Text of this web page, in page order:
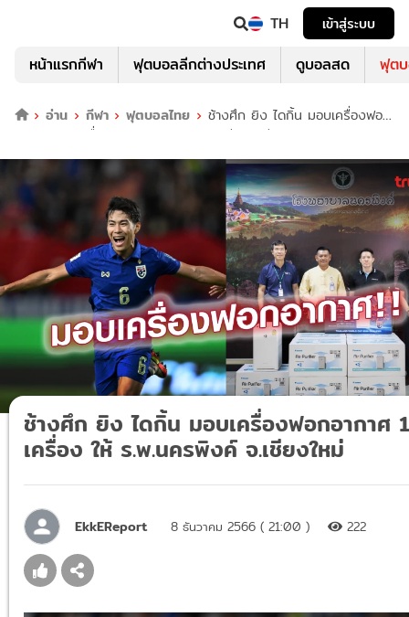
TH เข้าสู่ระบบ
หน้าแรกกีฬา ฟุตบอลลีกต่างประเทศ ดูบอลสด ฟุต
อ่าน กีฬา ฟุตบอลไทย
ช้างศึก ยิง ไดกิ้น มอบเครื่องฟอก
อากาศ 10 เครื่อง ให้ ร.พ.นครพิงค์ จ.เชียงใหม่
ช้างศึก ยิง ไดกิ้น มอบเครื่องฟอกอากาศ
เครื่อง ให้ ร.พ.นครพิงค์ จ.เชียงใหม่
EkkEReport 8 ธันวาคม 2566 ( 21:00 ) 222